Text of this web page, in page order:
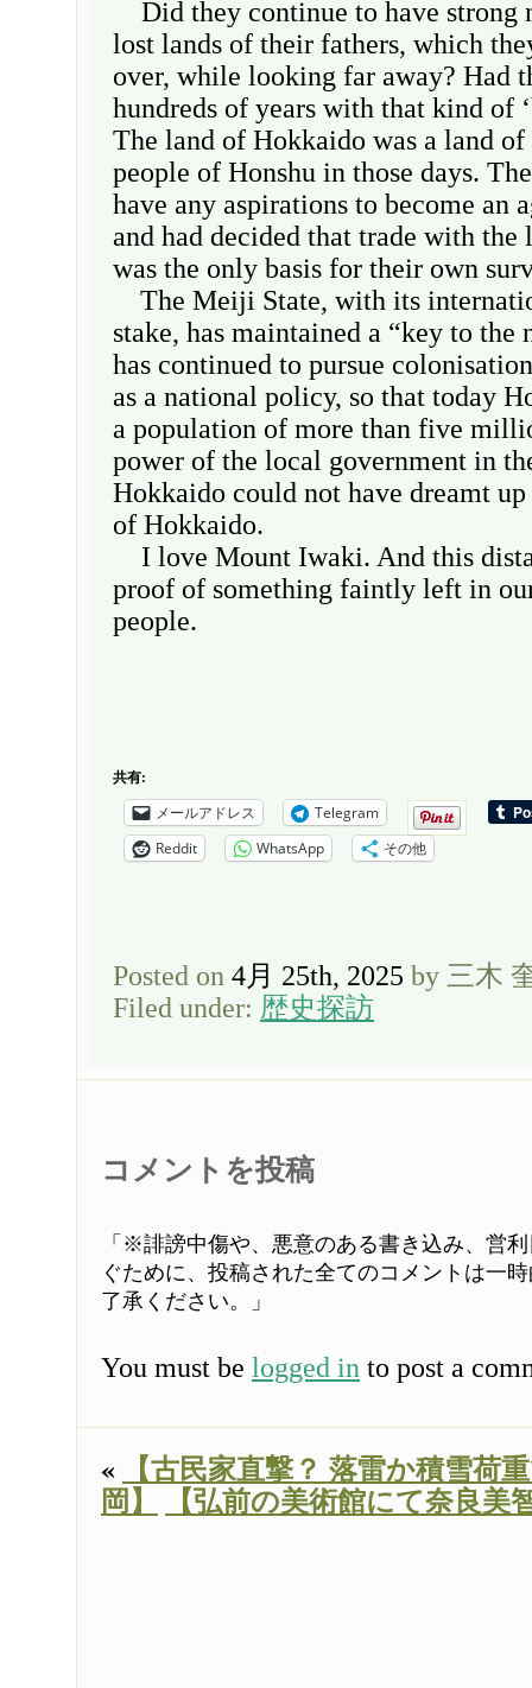
Did they continue to have strong
lost lands of their fathers, which
over, while looking far away? Had
hundreds of years with that kind of
The land of Hokkaido was a land
people of Honshu in those days.
have any aspirations to become an
and had decided that trade with
was the only basis for their own
The Meiji State, with its
stake, has maintained a “key to the
has continued to pursue
as a national policy, so that today
a population of more than five
power of the local government in
Hokkaido could not have dreamt
of Hokkaido.
I love Mount Iwaki. And this
proof of something faintly left in
people.
共有:
メールアドレス
Telegram
Reddit
WhatsApp その他
Posted on 4月 25th, 2025 by 三木
Filed under: 歴史探訪
コメントを投稿
「※誹謗中傷や、悪意のある書き込み、営
ぐために、投稿された全てのコメントは一
了承ください。」
You must be logged in to post a
« 【古民家直撃？ 落雷か積雪荷
岡】 【弘前の美術館にて奈良